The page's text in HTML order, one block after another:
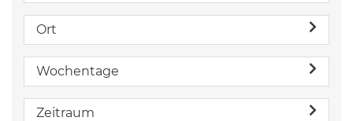
Ort
Wochentage
Zeitraum